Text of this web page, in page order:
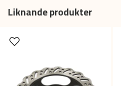
Liknande produkter
Ja, ni får publicera min fråga